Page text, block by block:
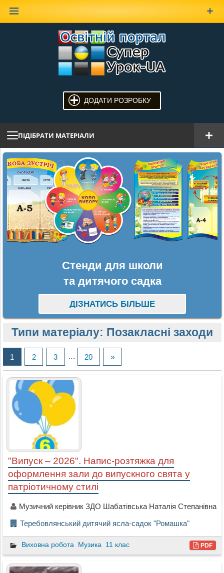
ДОДАТИ РОЗРОБКУ
ПІДІБРАТИ МАТЕРІАЛИ
Стенди для школи
та дитячого садка
ДІЗНАТИСЬ БІЛЬШЕ
Типи матеріалу: Позакласні заходи
1 2 3 … 20 »
"Випуск – 2026". Напис-розтяжка для
оформлення зали до випускного свята у
патріотичному стилі
Музичний керівник ЗДО Шабатівська Наталія Степанівна
Теребовлянський дитячий ясла-садок "Ромашка"
Виховна робота Музика 11 клас PDF